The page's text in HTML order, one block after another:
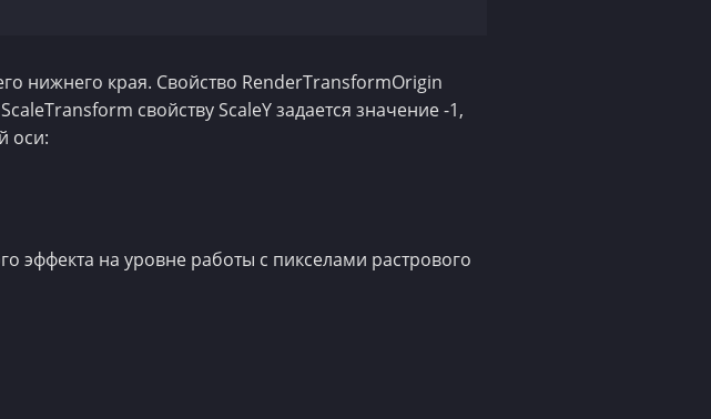
нижнего края. Свойство RenderTransformOrigin
свойству ScaleY задается значение -1,
оси:
эффекта на уровне работы с пикселами растрового